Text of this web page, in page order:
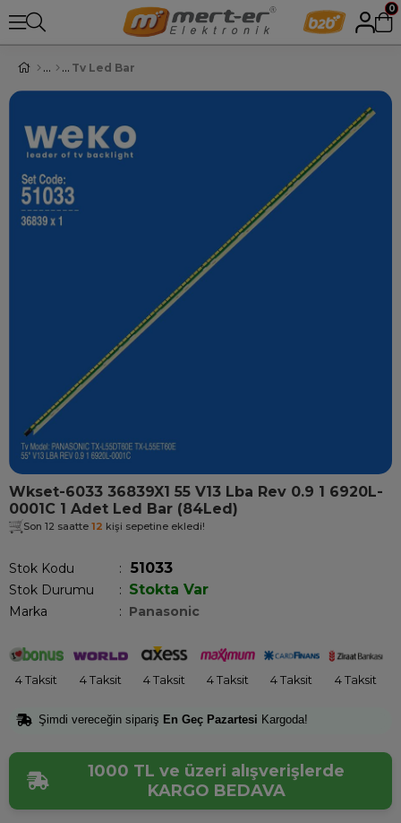
0
Tv Led Bar
Wkset-6033 36839X1 55 V13 Lba Rev 0.9 1 6920L-
0001C 1 Adet Led Bar (84Led)
Son 12 saatte 12 kişi sepetine ekledi!
Stok Kodu 51033
Stok Durumu : Stokta Var
Marka : Panasonic
4 Taksit 4 Taksit 4 Taksit 4 Taksit 4 Taksit 4 Taksit
Şimdi vereceğin sipariş En Geç Pazartesi Kargoda!
1000 TL ve üzeri alışverişlerde
KARGO BEDAVA